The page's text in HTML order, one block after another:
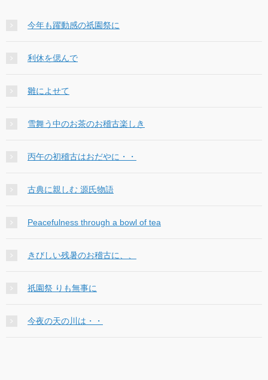
今年も躍動感の祇園祭に
利休を偲んで
雛によせて
雪舞う中のお茶のお稽古楽しき
丙午の初稽古はおだやに・・
古典に親しむ 源氏物語
Peacefulness through a bowl of tea
きびしい残暑のお稽古に、、
祇園祭 りも無事に
今夜の天の川は・・